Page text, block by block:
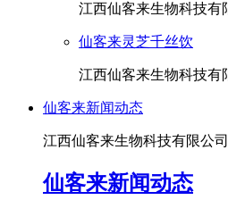
江西仙客来生物科技有
仙客来灵芝千丝饮
江西仙客来生物科技有
仙客来新闻动态
江西仙客来生物科技有限公
仙客来新闻动态